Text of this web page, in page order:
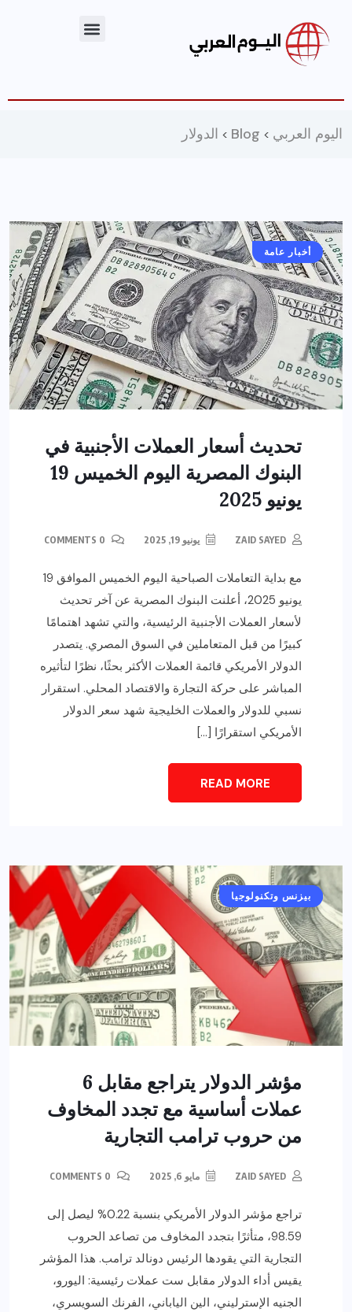
اليوم العربي >
Blog
> الدولار
أخبار عامة
تحديث أسعار العملات الأجنبية في
البنوك المصرية اليوم الخميس 19
يونيو 2025
ZAID SAYED يونيو 19, 2025
مع بداية التعاملات الصباحية اليوم الخميس الموافق 19
يونيو 2025، أعلنت البنوك المصرية عن آخر تحديث
لأسعار العملات الأجنبية الرئيسية، والتي تشهد اهتمامًا
كبيرًا من قبل المتعاملين في السوق المصري. يتصدر
الدولار الأمريكي قائمة العملات الأكثر بحثًا، نظرًا لتأثيره
المباشر على حركة التجارة والاقتصاد المحلي. استقرار
نسبي للدولار والعملات الخليجية شهد سعر الدولار
الأمريكي استقرارًا […]
READ MORE
أخبار عامة
بيزنس وتكنولوجيا
مؤشر الدولار يتراجع مقابل 6
عملات أساسية مع تجدد المخاوف
من حروب ترامب التجارية
ZAID SAYED مايو 6, 2025
تراجع مؤشر الدولار الأمريكي بنسبة 0.22% ليصل إلى
98.59، متأثرًا بتجدد المخاوف من تصاعد الحروب
التجارية التي يقودها الرئيس دونالد ترامب. هذا المؤشر
يقيس أداء الدولار مقابل ست عملات رئيسية: اليورو،
الجنيه الإسترليني، الين الياباني، الفرنك السويسري،